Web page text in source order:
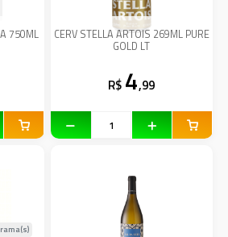
750ML CERV STELLA ARTOIS 269ML PURE
GOLD LT
R$ 4,99